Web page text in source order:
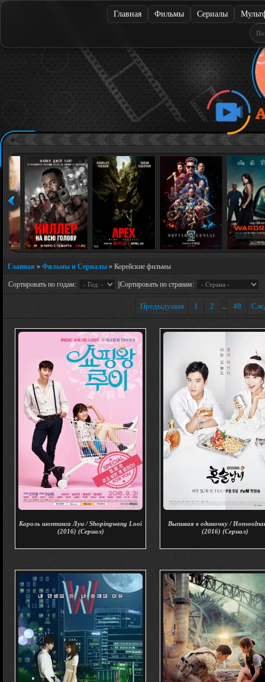
Главная Фильмы Сериалы
Главная » Фильмы и Сериалы » Корейские фильмы
Сортировать по годам: ||Сортировать по странам:
Предыдущая 1 2 ... 48
Король шоппинга Луи / Shopingwang Looi
(2016) (Сериал)
Выпивая в одиночку /
(2016) (Сериал)